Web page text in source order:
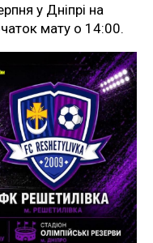
у Дніпрі на
мату о 14:00.